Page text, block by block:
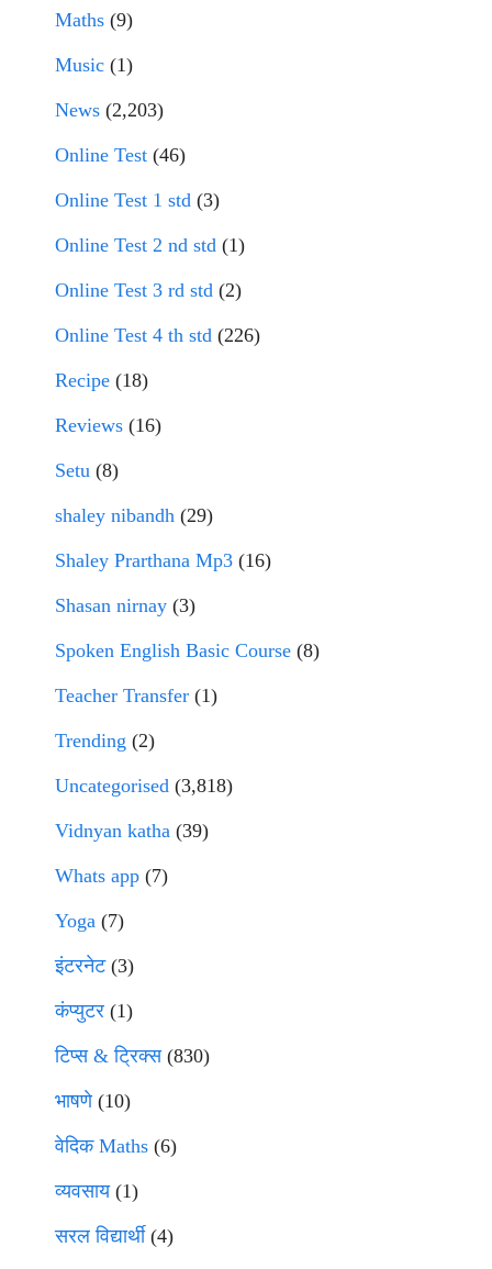
Maths (9)
Music (1)
News (2,203)
Online Test (46)
Online Test 1 std (3)
Online Test 2 nd std (1)
Online Test 3 rd std (2)
Online Test 4 th std (226)
Recipe (18)
Reviews (16)
Setu (8)
shaley nibandh (29)
Shaley Prarthana Mp3 (16)
Shasan nirnay (3)
Spoken English Basic Course (8)
Teacher Transfer (1)
Trending (2)
Uncategorised (3,818)
Vidnyan katha (39)
Whats app (7)
Yoga (7)
इंटरनेट(3)
कंप्युटर (1)
टिप्स & ट्रिक्स(830)
भाषणे(10)
वेदिक Maths (6)
व्यवसाय(1)
सरल विद्यार्थी(4)